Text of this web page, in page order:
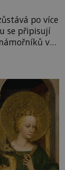
po více
se připisují
v
místo
do Bari.
nebo